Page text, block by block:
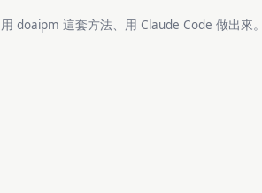
用 doaipm 這套方法、用 Claude Code 做出來。